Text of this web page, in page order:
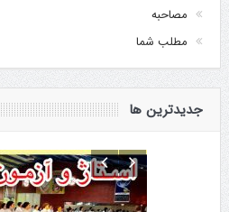
مصاحبه
مطلب شما
جدیدترین ها